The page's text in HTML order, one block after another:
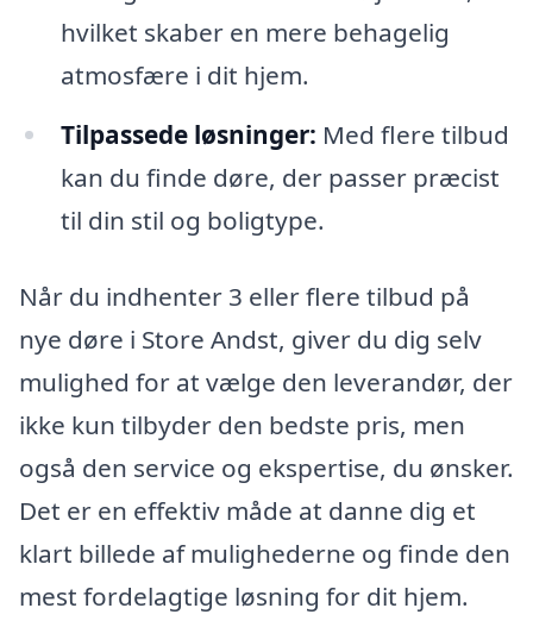
hvilket skaber en mere behagelig
atmosfære i dit hjem.
Tilpassede løsninger: Med flere tilbud
kan du finde døre, der passer præcist
til din stil og boligtype.
Når du indhenter 3 eller flere tilbud på
nye døre i Store Andst, giver du dig selv
mulighed for at vælge den leverandør, der
ikke kun tilbyder den bedste pris, men
også den service og ekspertise, du ønsker.
Det er en effektiv måde at danne dig et
klart billede af mulighederne og finde den
mest fordelagtige løsning for dit hjem.